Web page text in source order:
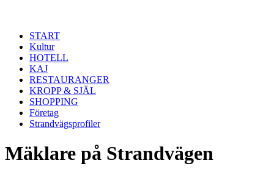
START
Kultur
HOTELL
KAJ
RESTAURANGER
KROPP & SJÄL
SHOPPING
Företag
Strandvägsprofiler
Mäklare på Strandvägen